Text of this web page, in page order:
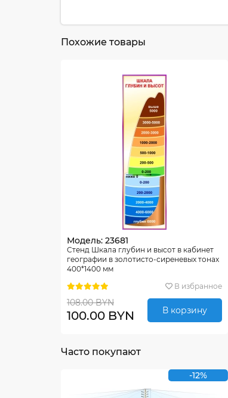
Похожие товары
Модель: 23681
Стенд Шкала глубин и высот в кабинет
географии в золотисто-сиреневых тонах
400*1400 мм
В избранное
108.00 BYN
100.00 BYN В корзину
Часто покупают
-12%